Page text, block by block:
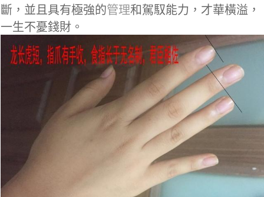
斷，並且具有極強的管理和駕馭能力，才華橫溢，
一生不憂錢財。